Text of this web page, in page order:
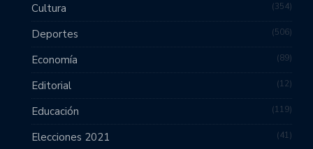
Cultura 354
Deportes 506
Economía 89
Editorial 12
Educación 119
Elecciones 2021 41